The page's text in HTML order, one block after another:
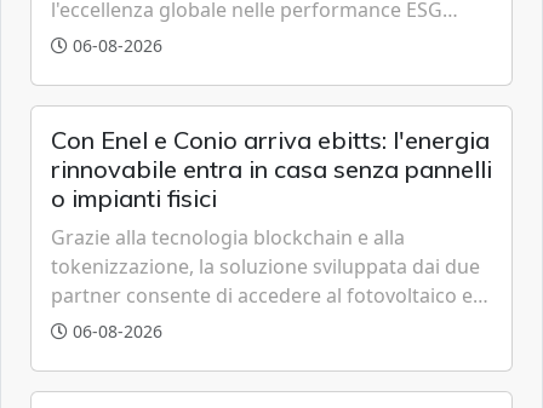
l'eccellenza globale nelle performance ESG
grazie a innovazione, accessibilità e governance
06-08-2026
Con Enel e Conio arriva ebitts: l'energia
rinnovabile entra in casa senza pannelli
o impianti fisici
Grazie alla tecnologia blockchain e alla
tokenizzazione, la soluzione sviluppata dai due
partner consente di accedere al fotovoltaico e
all'eolico ottenendo risparmi diretti in bolletta,
06-08-2026